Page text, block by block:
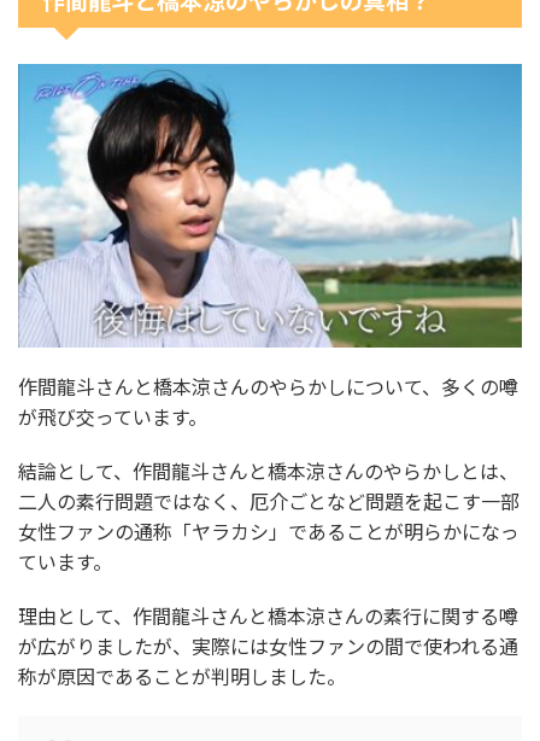
作間龍斗さんと橋本涼さんのやらかしについて、多くの噂
が飛び交っています。
結論として、作間龍斗さんと橋本涼さんのやらかしとは、
二人の素行問題ではなく、厄介ごとなど問題を起こす一部
女性ファンの通称「ヤラカシ」であることが明らかになっ
ています。
理由として、作間龍斗さんと橋本涼さんの素行に関する噂
が広がりましたが、実際には女性ファンの間で使われる通
称が原因であることが判明しました。